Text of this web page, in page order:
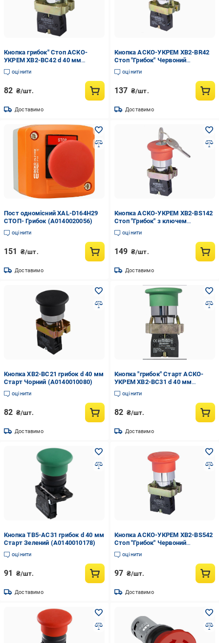
Кнопка грибок" Стоп АСКО-
УКРЕМ XB2-BC42 d 40 мм
Червоний (A0140010031)
оцінити
82 ₴/шт.
Доставимо
Кнопка АСКО-УКРЕМ XB2-BR42
Стоп "Грибок" Червоний
(A0140010015)
оцінити
137 ₴/шт.
Доставимо
Пост одномісний XAL-D164H29
СТОП- Грибок (A0140020056)
оцінити
151 ₴/шт.
Доставимо
Кнопка АСКО-УКРЕМ XB2-BS142
Стоп "Грибок" з ключем
Червоний (A0140010016)
оцінити
149 ₴/шт.
Доставимо
Кнопка XB2-BC21 грибок d 40 мм
Старт Чорний (A0140010080)
оцінити
82 ₴/шт.
Доставимо
Кнопка "грибок" Старт АСКО-
УКРЕМ XB2-BC31 d 40 мм
Зелений (A0140010052)
оцінити
82 ₴/шт.
Доставимо
Кнопка TB5-AC31 грибок d 40 мм
Старт Зелений (A0140010178)
оцінити
91 ₴/шт.
Доставимо
Кнопка АСКО-УКРЕМ XB2-BS542
Стоп "Грибок" Червоний
(A0140010017)
оцінити
97 ₴/шт.
Доставимо